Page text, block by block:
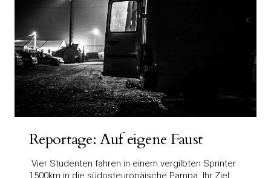
Reportage: Auf eigene Faust
Vier Studenten fahren in einem vergilbten Sprinter
1500km in die südosteuropäische Pampa. Ihr Ziel: